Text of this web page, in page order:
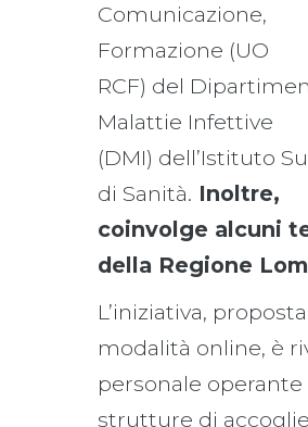
Comunicazione,
Formazione (UO
RCF) del
Malattie Infettive
(DMI) dell’Istituto
di Sanità. Inoltre,
coinvolge alcuni
della Regione
L’iniziativa,
modalità online, è
personale operante
strutture di